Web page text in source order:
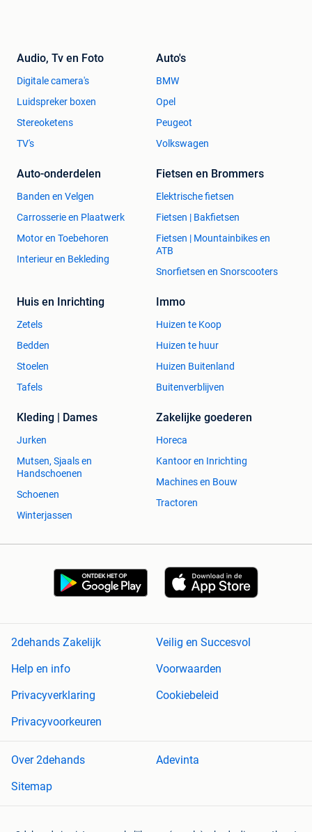
Audio, Tv en Foto
Digitale camera's
Luidspreker boxen
Stereoketens
TV's
Auto's
BMW
Opel
Peugeot
Volkswagen
Auto-onderdelen
Banden en Velgen
Carrosserie en Plaatwerk
Motor en Toebehoren
Interieur en Bekleding
Fietsen en Brommers
Elektrische fietsen
Fietsen | Bakfietsen
Fietsen | Mountainbikes en
ATB
Snorfietsen en Snorscooters
Huis en Inrichting
Zetels
Bedden
Stoelen
Tafels
Immo
Huizen te Koop
Huizen te huur
Huizen Buitenland
Buitenverblijven
Kleding | Dames
Jurken
Mutsen, Sjaals en
Handschoenen
Schoenen
Winterjassen
Zakelijke goederen
Horeca
Kantoor en Inrichting
Machines en Bouw
Tractoren
2dehands Zakelijk
Veilig en Succesvol
Help en info
Voorwaarden
Privacyverklaring
Cookiebeleid
Privacyvoorkeuren
Over 2dehands
Adevinta
Sitemap